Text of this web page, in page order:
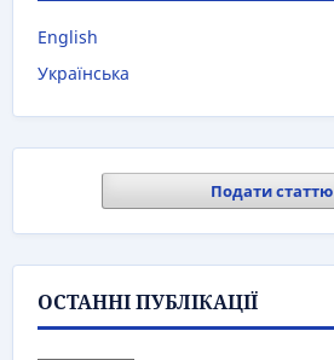
English
Українська
Подати статтю
ОСТАННІ ПУБЛІКАЦІЇ